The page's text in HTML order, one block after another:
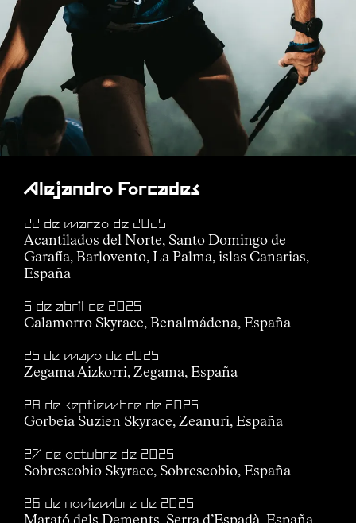
Alejandro Forcades
22 de marzo de 2025
Acantilados del Norte, Santo Domingo de
Garafía, Barlovento, La Palma, islas Canarias,
España
5 de abril de 2025
Calamorro Skyrace, Benalmádena, España
25 de mayo de 2025
Zegama Aizkorri, Zegama, España
28 de septiembre de 2025
Gorbeia Suzien Skyrace, Zeanuri, España
27 de octubre de 2025
Sobrescobio Skyrace, Sobrescobio, España
26 de noviembre de 2025